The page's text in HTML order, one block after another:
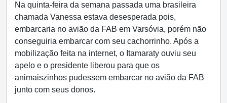
Na quinta-feira da semana passada uma brasileira
chamada Vanessa estava desesperada pois,
embarcaria no avião da FAB em Varsóvia, porém não
conseguiria embarcar com seu cachorrinho. Após a
mobilização feita na internet, o Itamaraty ouviu seu
apelo e o presidente liberou para que os
animaiszinhos pudessem embarcar no avião da FAB
junto com seus donos.